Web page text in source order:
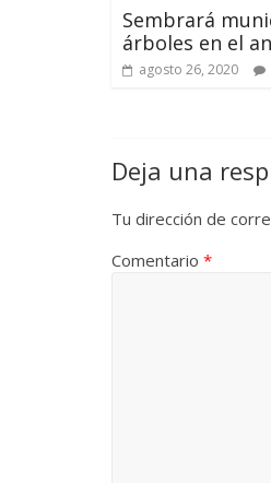
Sembrará
árboles en el
agosto 26, 2020
Deja una
Tu dirección de
Comentario *